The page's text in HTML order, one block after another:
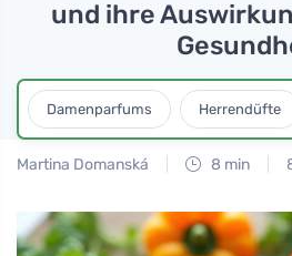
und ihre
Damenparfums Herrendüfte
Martina Domanská 8 min